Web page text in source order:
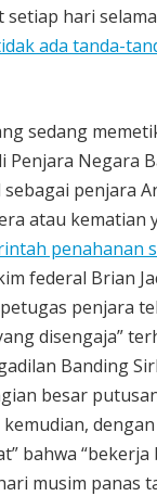
hari
ada tanda-
sedang
Penjara Negara
penjara
atau kematian
penahanan
federal Brian
penjara
disengaja”
Banding
besar
bahwa
musim panas